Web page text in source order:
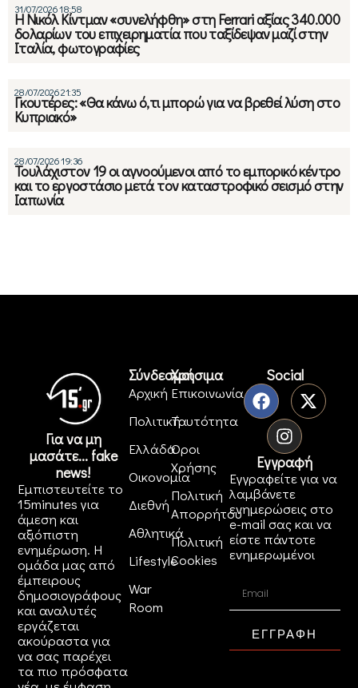
31/07/2026 18:58
Η Νικόλ Κίντμαν «συνελήφθη» στη Ferrari αξίας 340.000
δολαρίων του επιχειρηματία που ταξίδεψαν μαζί στην
Ιταλία, φωτογραφίες
28/07/2026 21:35
Γκουτέρες: «Θα κάνω ό,τι μπορώ για να βρεθεί λύση στο
Κυπριακό»
28/07/2026 19:36
Τουλάχιστον 19 οι αγνοούμενοι από το εμπορικό κέντρο
και το εργοστάσιο μετά τον καταστροφικό σεισμό στην
Ιαπωνία
Για να μη
μασάτε... fake
news!
Εμπιστευτείτε το
15minutes για
άμεση και
αξιόπιστη
ενημέρωση. Η
ομάδα μας από
έμπειρους
δημοσιογράφους
και αναλυτές
εργάζεται
ακούραστα για
να σας παρέχει
τα πιο πρόσφατα
Σύνδεσμοι
Αρχική
Πολιτική
Ελλάδα
Οικονομία
Διεθνή
Αθλητικά
Lifestyle
War
Room
Χρήσιμα
Επικοινωνία
Ταυτότητα
Όροι
Χρήσης
Πολιτική
Απορρήτου
Πολιτική
Cookies
Social
Εγγραφή
Εγγραφείτε για να
λαμβάνετε
ενημερώσεις στο
e-mail σας και να
είστε πάντοτε
ενημερωμένοι
ΕΓΓΡΑΦΗ